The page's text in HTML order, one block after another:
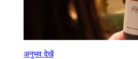
अनुभव देखें